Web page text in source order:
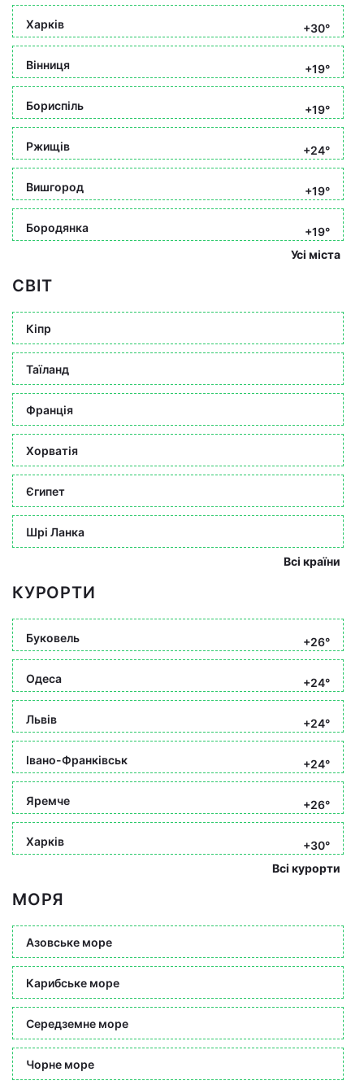
Харків +30°
Вінниця +19°
Бориспіль +19°
Ржищів +24°
Вишгород +19°
Бородянка
+19°
Усі міста
СВІТ
Кіпр
Таїланд
Франція
Хорватія
Єгипет
Шрі Ланка
Всі країни
КУРОРТИ
Буковель +26°
Одеса +24°
Львів +24°
Івано-Франківськ +24°
Яремче +26°
Харків
+30°
Всі курорти
МОРЯ
Азовське море
Карибське море
Середземне море
Чорне море